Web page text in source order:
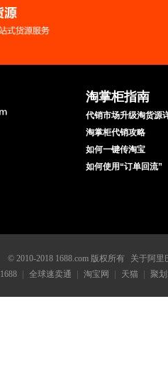
淘掌柜指南
代销市场升级淘货源
淘掌柜代销攻略
如何一键传淘宝
如何使用“订单回流”
© 2010-2018 1688.com 版权所有
关于阿里
1688 全球速卖通 淘宝网 天猫 聚